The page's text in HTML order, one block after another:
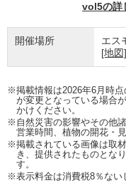
vol5の詳
開催場所
エス
[地図]
※掲載情報は2026年6月時
が変更となっている場合
かけください。
※自然災害の影響やその他
営業時間、植物の開花・
※掲載されている画像は取
き、提供されたものとな
す。
※表示料金は消費税8％ない